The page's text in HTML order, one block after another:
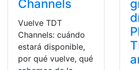
Channels
Vuelve TDT
Channels: cuándo
estará disponible,
por qué vuelve, qué